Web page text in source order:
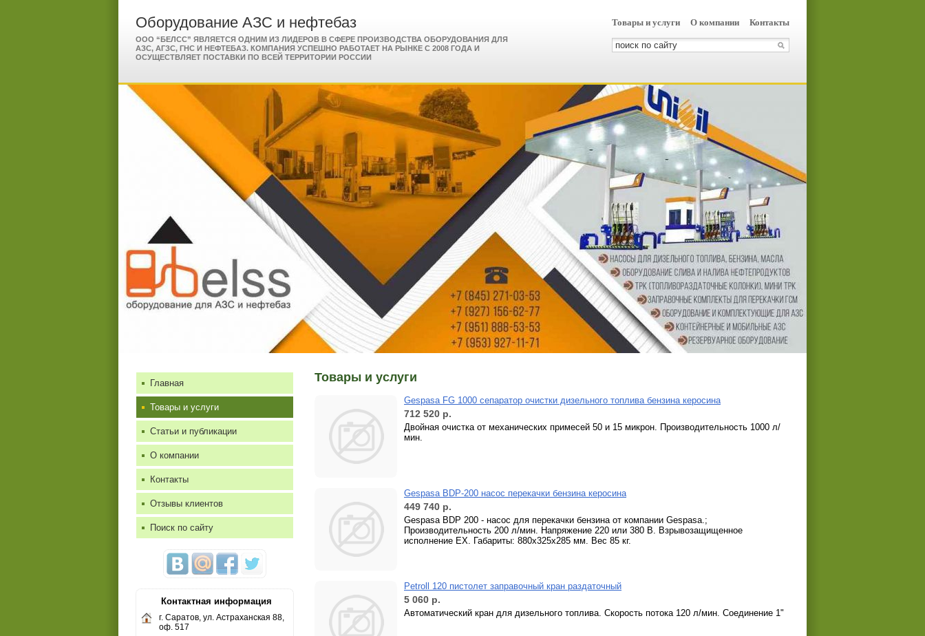
Оборудование АЗС и нефтебаз
ООО “БЕЛСС” ЯВЛЯЕТСЯ ОДНИМ ИЗ ЛИДЕРОВ В СФЕРЕ ПРОИЗВОДСТВА ОБОРУДОВАНИЯ ДЛЯ
АЗС, АГЗС, ГНС И НЕФТЕБАЗ. КОМПАНИЯ УСПЕШНО РАБОТАЕТ НА РЫНКЕ С 2008 ГОДА И
ОСУЩЕСТВЛЯЕТ ПОСТАВКИ ПО ВСЕЙ ТЕРРИТОРИИ РОССИИ
Товары и услуги О компании Контакты
Товары и услуги
Gespasa FG 1000 сепаратор очистки дизельного топлива бензина керосина
712 520 р.
Двойная очистка от механических примесей 50 и 15 микрон. Производительность 1000 л/
мин.
Gespasa BDP-200 насос перекачки бензина керосина
449 740 р.
Gespasa BDP 200 - насос для перекачки бензина от компании Gespasa.;
Производительность 200 л/мин. Напряжение 220 или 380 В. Взрывозащищенное
исполнение EX. Габариты: 880х325х285 мм. Вес 85 кг.
Petroll 120 пистолет заправочный кран раздаточный
5 060 р.
Автоматический кран для дизельного топлива. Скорость потока 120 л/мин. Соединение 1"
Главная
Товары и услуги
Статьи и публикации
О компании
Контакты
Отзывы клиентов
Поиск по сайту
Контактная информация
г. Саратов, ул. Астраханская 88,
оф. 517